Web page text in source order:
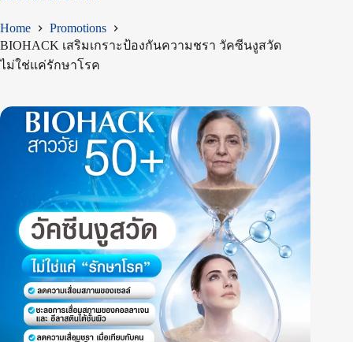
Home
Promotions
BIOHACK เสริมเกราะป้องกันความชรา วัคซีนงูสวัด
ไม่ใช่แค่รักษาโรค